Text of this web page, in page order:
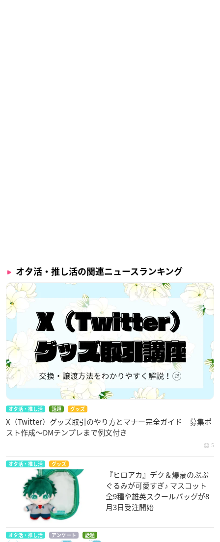
オタ活・推し活の関連ニュースランキング
オタ活・推し活 話題 グッズ
X（Twitter）グッズ取引のやり方とマナー完全ガイド 募集ポ
スト作成〜DMテンプレまで例文付き
5
オタ活・推し活 グッズ
『ヒロアカ』デク＆爆豪のぷぷ
ぐるみが可愛すぎ♪ マスコット
全9種や雄英スクールバッグが8
月3日受注開始
オタ活・推し活 アンケート 話題